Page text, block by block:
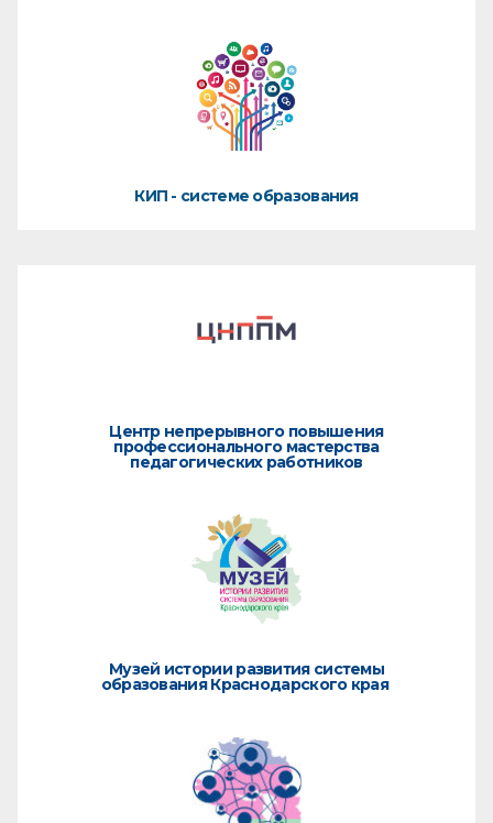
КИП - системе образования
Центр непрерывного повышения
профессионального мастерства
педагогических работников
Музей истории развития системы
образования Краснодарского края